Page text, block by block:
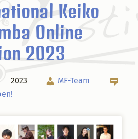
Keiko
Online
2023
2023
MF-Team